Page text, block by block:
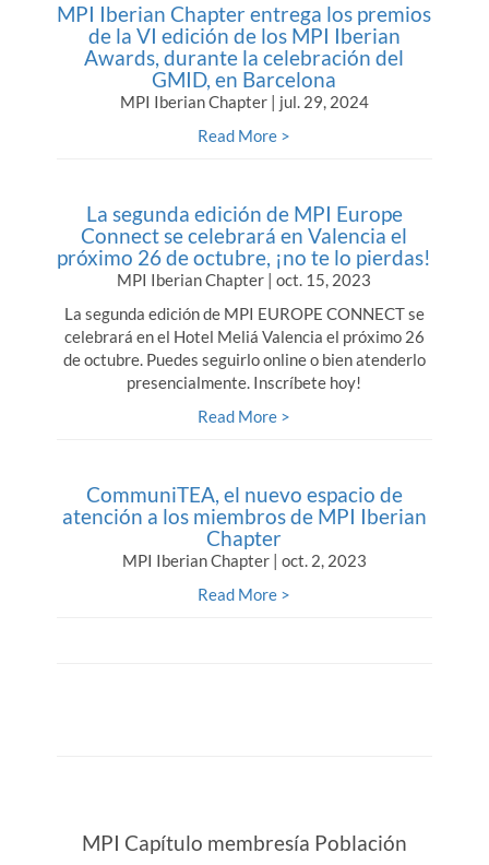
MPI Iberian Chapter entrega los premios
de la VI edición de los MPI Iberian
Awards, durante la celebración del
GMID, en Barcelona
MPI Iberian Chapter | jul. 29, 2024
Read More >
La segunda edición de MPI Europe
Connect se celebrará en Valencia el
próximo 26 de octubre, ¡no te lo pierdas!
MPI Iberian Chapter | oct. 15, 2023
La segunda edición de MPI EUROPE CONNECT se
celebrará en el Hotel Meliá Valencia el próximo 26
de octubre. Puedes seguirlo online o bien atenderlo
presencialmente. Inscríbete hoy!
Read More >
CommuniTEA, el nuevo espacio de
atención a los miembros de MPI Iberian
Chapter
MPI Iberian Chapter | oct. 2, 2023
Read More >
MPI Capítulo membresía Población